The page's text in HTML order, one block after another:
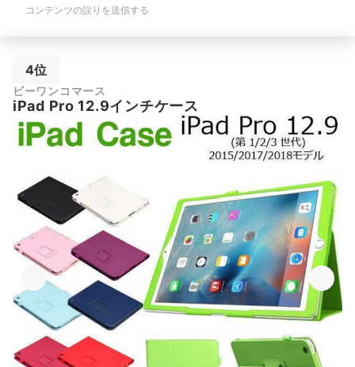
コンテンツの誤りを送信する
4位
ビーワンコマース
iPad Pro 12.9インチケース